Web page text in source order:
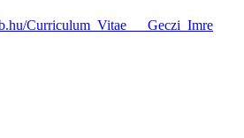
Curriculum_Vitae___Geczi_Imre